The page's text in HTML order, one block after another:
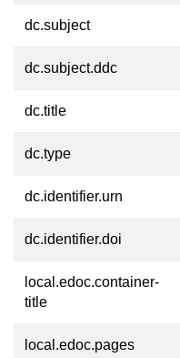
dc.subject
dc.subject.ddc
dc.title
dc.type
dc.identifier.urn
dc.identifier.doi
local.edoc.container-
title
local.edoc.pages